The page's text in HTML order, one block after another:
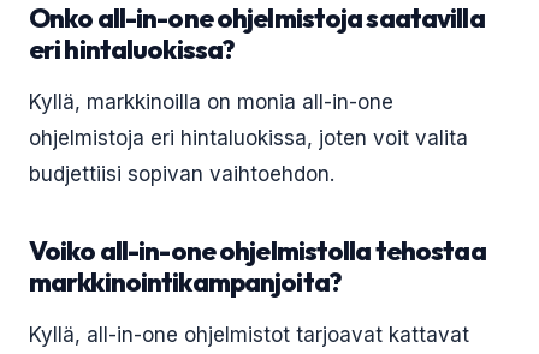
Onko all-in-one ohjelmistoja saatavilla
eri hintaluokissa?
Kyllä, markkinoilla on monia all-in-one
ohjelmistoja eri hintaluokissa, joten voit valita
budjettiisi sopivan vaihtoehdon.
Voiko all-in-one ohjelmistolla tehostaa
markkinointikampanjoita?
Kyllä, all-in-one ohjelmistot tarjoavat kattavat